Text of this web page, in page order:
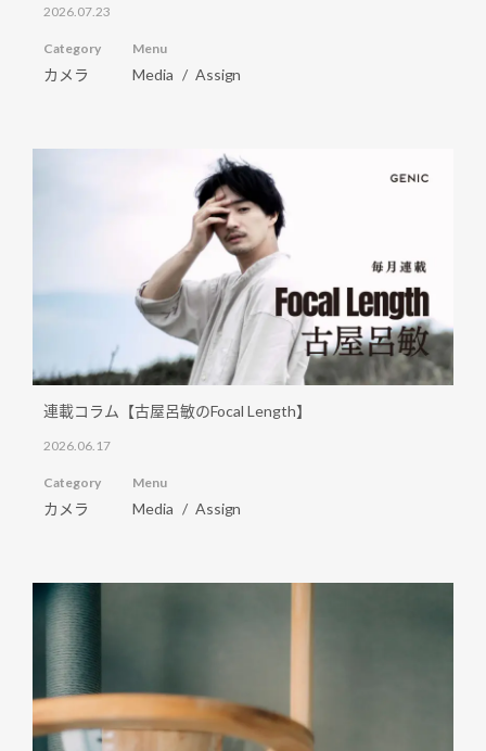
2026.07.23
Category
カメラ
Menu
Media Assign
連載コラム【古屋呂敏のFocal Length】
2026.06.17
Category
カメラ
Menu
Media Assign